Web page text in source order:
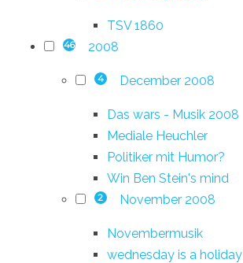
TSV 1860
46 2008
4 December 2008
Das wars - Musik 2008
Mediale Heuchler
Politiker mit Humor?
Win Ben Stein's mind
2 November 2008
Novembermusik
wednesday is a holiday